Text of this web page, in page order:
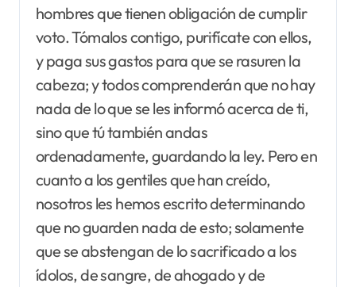
hombres que tienen obligación de cumplir
voto. Tómalos contigo, purifícate con ellos,
y paga sus gastos para que se rasuren la
cabeza; y todos comprenderán que no hay
nada de lo que se les informó acerca de ti,
sino que tú también andas
ordenadamente, guardando la ley. Pero en
cuanto a los gentiles que han creído,
nosotros les hemos escrito determinando
que no guarden nada de esto; solamente
que se abstengan de lo sacrificado a los
ídolos, de sangre, de ahogado y de